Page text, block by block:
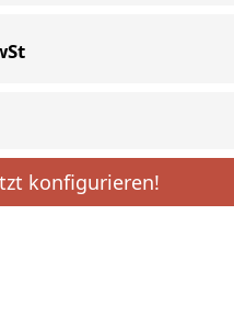
konfigurieren!